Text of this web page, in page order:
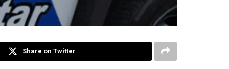
Share on Twitter